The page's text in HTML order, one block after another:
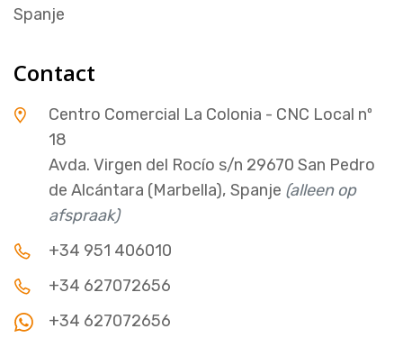
Spanje
Contact
Centro Comercial La Colonia - CNC Local nº
18
Avda. Virgen del Rocío s/n 29670 San Pedro
de Alcántara (Marbella), Spanje (alleen op
afspraak)
+34 951 406010
+34 627072656
+34 627072656